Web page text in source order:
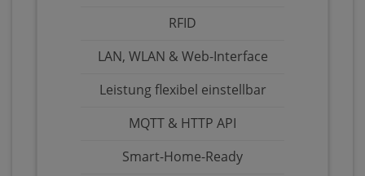
RFID
LAN, WLAN & Web-Interface
Leistung flexibel einstellbar
MQTT & HTTP API
Smart-Home-Ready